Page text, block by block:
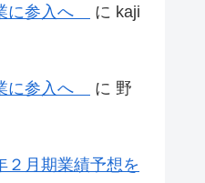
に参入へ に kaji
に参入へ に 野
２月期業績予想を